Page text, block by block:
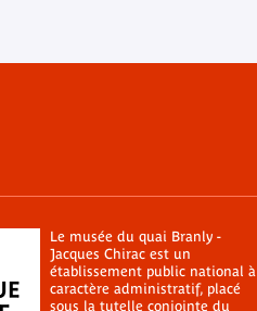
Le musée du quai Branly -
Jacques Chirac est un
établissement public national à
caractère administratif, placé
sous la tutelle conjointe du